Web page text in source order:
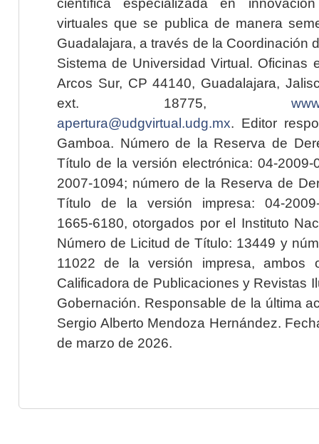
virtuales que se publica de manera
Guadalajara, a través de la Coordinación
Sistema de Universidad Virtual. Oficinas
Arcos Sur, CP 44140, Guadalajara,
ext. 18775,
apertura@udgvirtual.udg.mx. Editor
Gamboa. Número de la Reserva de
Título de la versión electrónica: 04-2009-
2007-1094; número de la Reserva de
Título de la versión impresa: 04-2009-
1665-6180, otorgados por el Instituto
Número de Licitud de Título: 13449 y
11022 de la versión impresa, ambos
Calificadora de Publicaciones y Revistas
Gobernación. Responsable de la última
Sergio Alberto Mendoza Hernández.
de marzo de 2026.